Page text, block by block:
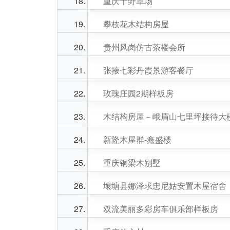
攀枝花木结构房屋
贵州风岗仿古茶楼会所
张掖七彩丹霞景游客餐厅
玫瑰庄园2期样板房
木结构房屋－峨眉山七里坪接待大
新隆木屋群-鑫盛楼
重庆铜梁木别墅
壤塘县娜泽求忠尼姑安置木屋宿舍
双流美丽多彩房车俱乐部样板房